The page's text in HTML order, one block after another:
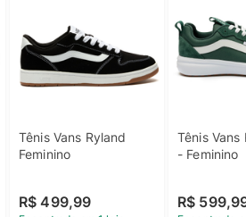
Tênis Vans Ryland
Feminino
R$ 499,99
Tênis Vans
- Feminino
R$